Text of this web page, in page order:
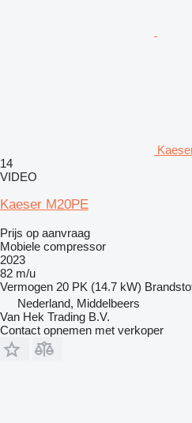
14
VIDEO
Kaeser M20PE
Prijs op aanvraag
Mobiele compressor
2023
82 m/u
Vermogen 20 PK (14.7 kW)
Nederland, Middelbeers
Van Hek Trading B.V.
Contact opnemen met verkoper